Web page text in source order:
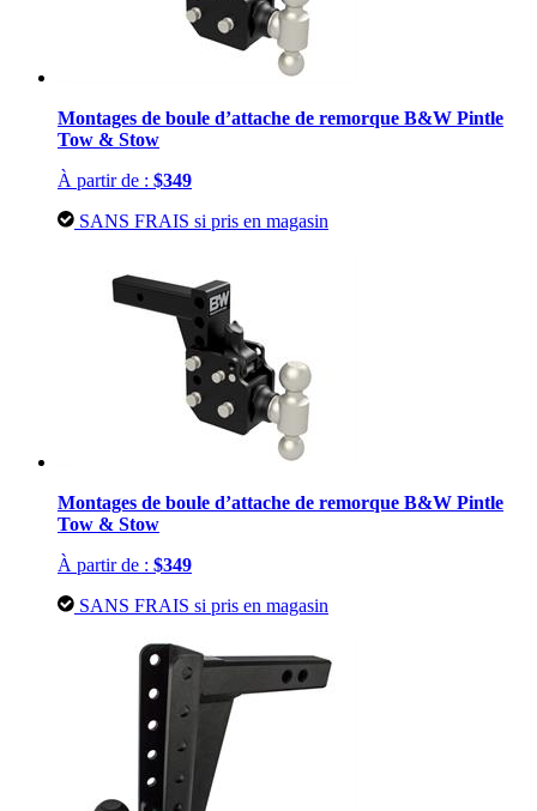
Montages de boule d’attache de remorque B&W Pintle
Tow & Stow
À partir de : $349
SANS FRAIS si pris en magasin
Montages de boule d’attache de remorque B&W Pintle
Tow & Stow
À partir de : $349
SANS FRAIS si pris en magasin